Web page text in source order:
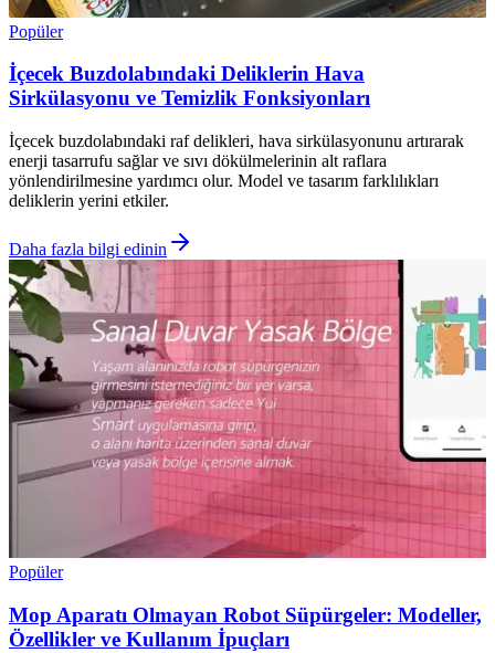
Popüler
İçecek Buzdolabındaki Deliklerin Hava
Sirkülasyonu ve Temizlik Fonksiyonları
İçecek buzdolabındaki raf delikleri, hava sirkülasyonunu artırarak
enerji tasarrufu sağlar ve sıvı dökülmelerinin alt raflara
yönlendirilmesine yardımcı olur. Model ve tasarım farklılıkları
deliklerin yerini etkiler.
Daha fazla bilgi edinin
Popüler
Mop Aparatı Olmayan Robot Süpürgeler: Modeller,
Özellikler ve Kullanım İpuçları